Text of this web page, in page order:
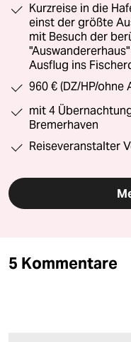
Kurzreise in die
einst der größte
mit Besuch der
Ausflug ins
960 € (DZ/HP/ohne
mit 4
Bremerhaven
Reiseveranstalter
5 Kommentare